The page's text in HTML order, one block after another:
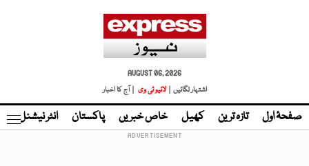
AUGUST 06, 2026
اشتہار لگائیں |
لائیو ٹی وی | آج کا اخبار
صفحۂ اول تازہ ترین کھیل خاص خبریں پاکستان انٹر نیشنل